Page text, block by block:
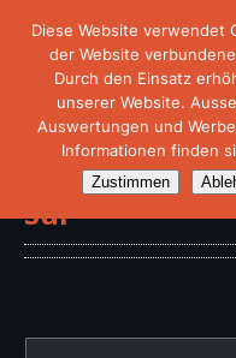
San José del
Sur
Diese Website verwendet
der Website
Durch den Einsatz
unserer Website.
Auswertungen und
Informationen finden
Zustimmen